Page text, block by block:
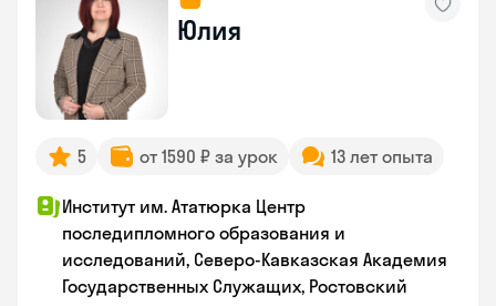
Юлия
5 от 1590 ₽ за урок 13 лет опыта
Институт им. Ататюрка Центр
последипломного образования и
исследований, Северо-Кавказская Академия
Государственных Служащих, Ростовский